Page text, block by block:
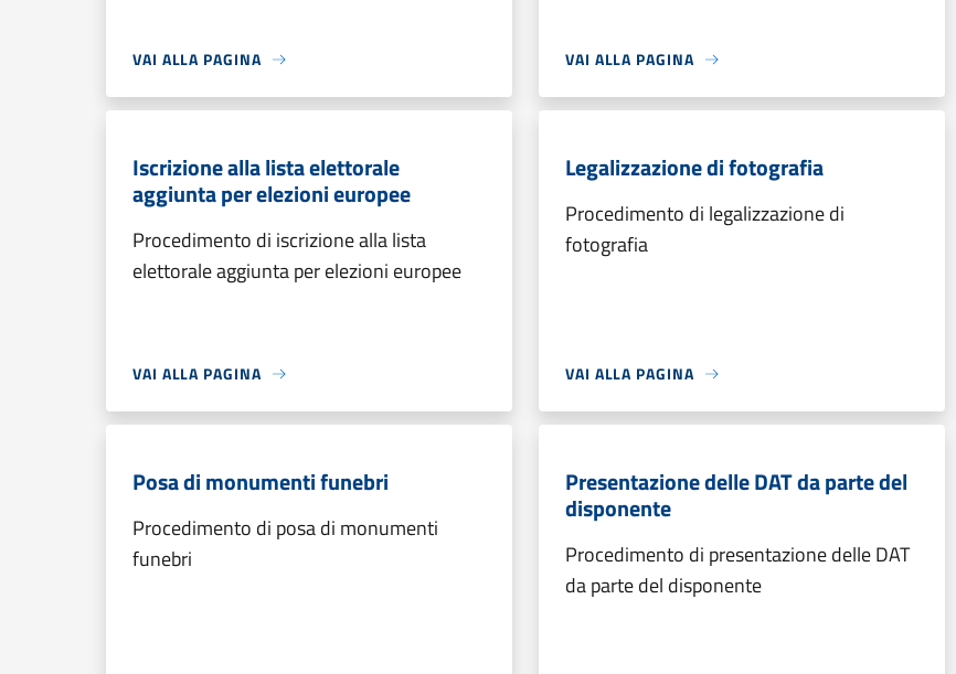
VAI ALLA PAGINA VAI ALLA PAGINA
Iscrizione alla lista elettorale
aggiunta per elezioni europee
Procedimento di iscrizione alla lista
elettorale aggiunta per elezioni europee
VAI ALLA PAGINA
Legalizzazione di fotografia
Procedimento di legalizzazione di
fotografia
VAI ALLA PAGINA
Posa di monumenti funebri
Procedimento di posa di monumenti
funebri
Presentazione delle DAT da parte del
disponente
Procedimento di presentazione delle DAT
da parte del disponente